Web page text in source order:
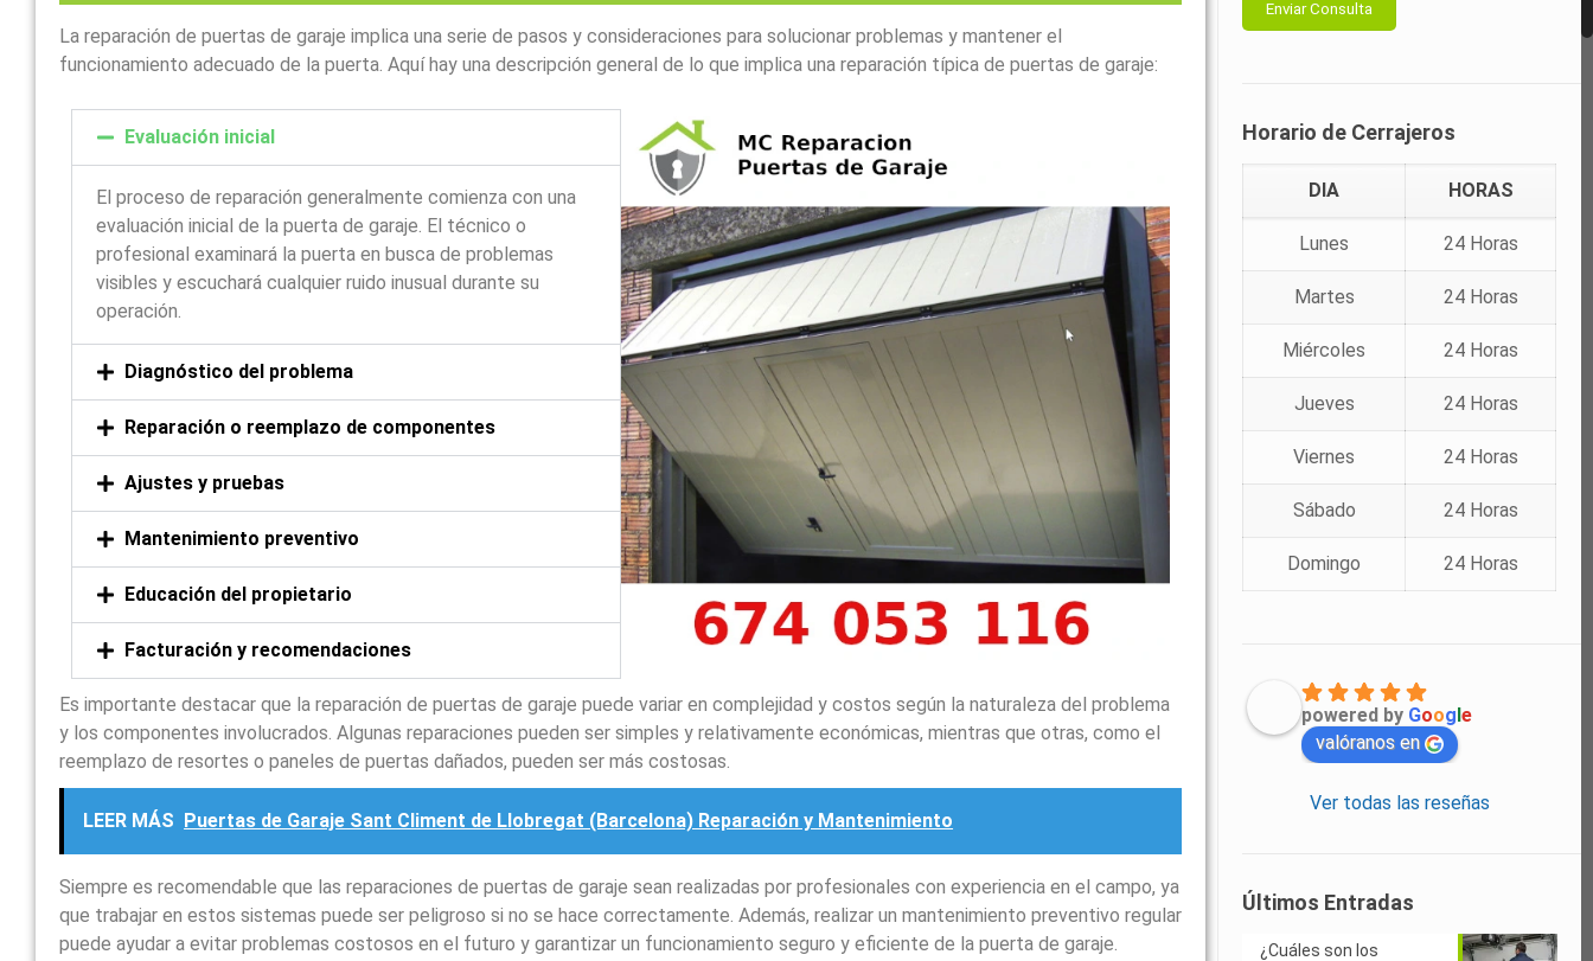
La reparación de puertas de garaje implica una serie de pasos y consideraciones para solucionar problemas y mantener el
funcionamiento adecuado de la puerta. Aquí hay una descripción general de lo que implica una reparación típica de puertas de garaje:
Evaluación inicial
El proceso de reparación generalmente comienza con una
evaluación inicial de la puerta de garaje. El técnico o
profesional examinará la puerta en busca de problemas
visibles y escuchará cualquier ruido inusual durante su
operación.
Diagnóstico del problema
Reparación o reemplazo de componentes
Ajustes y pruebas
Mantenimiento preventivo
Educación del propietario
Facturación y recomendaciones
Es importante destacar que la reparación de puertas de garaje puede variar en complejidad y costos según la naturaleza del problema
y los componentes involucrados. Algunas reparaciones pueden ser simples y relativamente económicas, mientras que otras, como el
reemplazo de resortes o paneles de puertas dañados, pueden ser más costosas.
LEER MÁS Puertas de Garaje Sant Climent de Llobregat (Barcelona) Reparación y Mantenimiento
Siempre es recomendable que las reparaciones de puertas de garaje sean realizadas por profesionales con experiencia en el campo, ya
que trabajar en estos sistemas puede ser peligroso si no se hace correctamente. Además, realizar un mantenimiento preventivo regular
puede ayudar a evitar problemas costosos en el futuro y garantizar un funcionamiento seguro y eficiente de la puerta de garaje.
Horario de Cerrajeros
DIA HORAS
Lunes 24 Horas
Martes 24 Horas
Miércoles 24 Horas
Jueves 24 Horas
Viernes 24 Horas
Sábado 24 Horas
Domingo 24 Horas
powered by Google
valóranos en
Ver todas las reseñas
Últimos Entradas
¿Cuáles son los